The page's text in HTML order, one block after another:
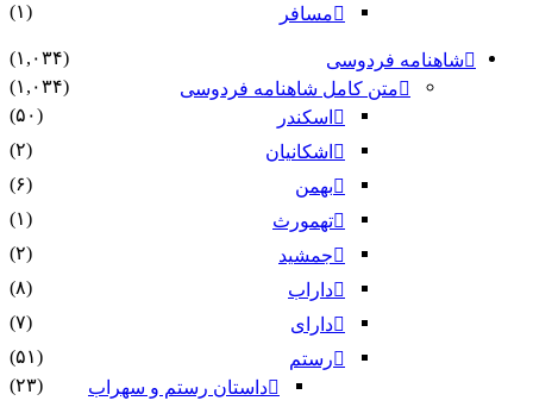
مسافر
(۱)
شاهنامه فردوسی
(۱,۰۳۴)
متن کامل شاهنامه فردوسی
(۱,۰۳۴)
اسکندر
(۵۰)
اشکانیان
(۲)
بهمن
(۶)
تهمورث
(۱)
جمشید
(۲)
داراب
(۸)
دارای
(۷)
رستم
(۵۱)
داستان رستم و سهراب
(۲۳)